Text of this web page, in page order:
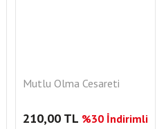
Mutlu Olma Cesareti
210,00 TL %30 İndirimli